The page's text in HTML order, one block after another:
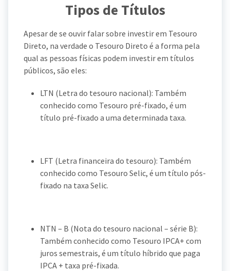
Tipos de Títulos
Apesar de se ouvir falar sobre investir em Tesouro
Direto, na verdade o Tesouro Direto é a forma pela
qual as pessoas físicas podem investir em títulos
públicos, são eles:
LTN (Letra do tesouro nacional): Também
conhecido como Tesouro pré-fixado, é um
título pré-fixado a uma determinada taxa.
LFT (Letra financeira do tesouro): Também
conhecido como Tesouro Selic, é um título pós-
fixado na taxa Selic.
NTN – B (Nota do tesouro nacional – série B):
Também conhecido como Tesouro IPCA+ com
juros semestrais, é um título híbrido que paga
IPCA + taxa pré-fixada.